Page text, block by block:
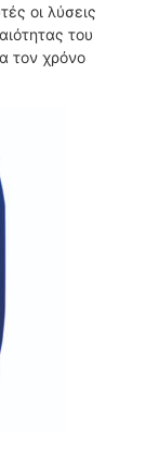
οι λύσεις
του
τον χρόνο